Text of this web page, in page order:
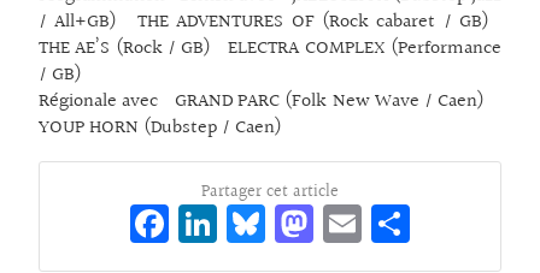
/ All+GB) THE ADVENTURES OF (Rock cabaret / GB)
THE AE’S (Rock / GB) ELECTRA COMPLEX (Performance
/ GB)
Régionale avec GRAND PARC (Folk New Wave / Caen)
YOUP HORN (Dubstep / Caen)
Partager cet article
Fa Li Bl M E